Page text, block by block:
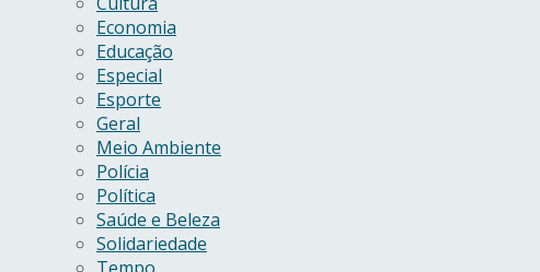
Economia
Educação
Especial
Esporte
Geral
Meio Ambiente
Polícia
Política
Saúde e Beleza
Solidariedade